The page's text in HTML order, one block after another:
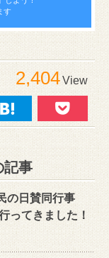
す
2,404View
記事
の日賛同行事
ってきました！